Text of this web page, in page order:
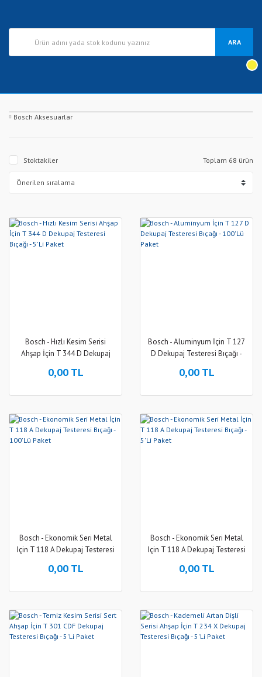
ARA
Bosch Aksesuarlar
Stoktakiler Toplam 68 ürün
Bosch - Hızlı Kesim Serisi
Ahşap İçin T 344 D Dekupaj
0,00 TL
Bosch - Aluminyum İçin T 127
D Dekupaj Testeresi Bıçağı -
0,00 TL
Bosch - Ekonomik Seri Metal
İçin T 118 A Dekupaj Testeresi
0,00 TL
Bosch - Ekonomik Seri Metal
İçin T 118 A Dekupaj Testeresi
0,00 TL